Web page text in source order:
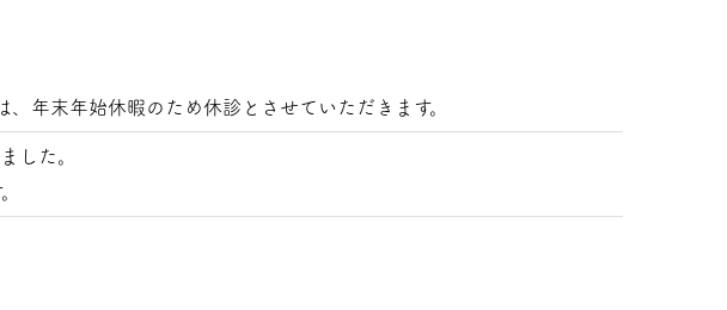
年末年始休暇のため休診とさせていただきます。
した。